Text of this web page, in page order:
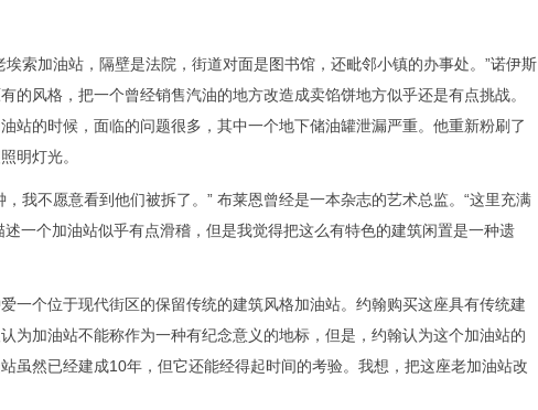
索加油站，隔壁是法院，街道对面是图书馆，还毗邻小镇的办事处。”诺伊斯
的风格，把一个曾经销售汽油的地方改造成卖馅饼地方似乎还是有点挑战。
站的时候，面临的问题很多，其中一个地下储油罐泄漏严重。他重新粉刷了
明灯光。
不愿意看到他们被拆了。” 布莱恩曾经是一本杂志的艺术总监。“这里充满
一个加油站似乎有点滑稽，但是我觉得把这么有特色的建筑闲置是一种遗
个位于现代街区的保留传统的建筑风格加油站。约翰购买这座具有传统建
为加油站不能称作为一种有纪念意义的地标，但是，约翰认为这个加油站的
虽然已经建成10年，但它还能经得起时间的考验。我想，把这座老加油站改